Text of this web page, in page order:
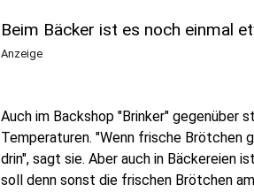
Beim Bäcker ist es noch einmal
Anzeige
Auch im Backshop "Brinker" gegenüber
Temperaturen. "Wenn frische Brötchen
drin", sagt sie. Aber auch in Bäckereien
soll denn sonst die frischen Brötchen